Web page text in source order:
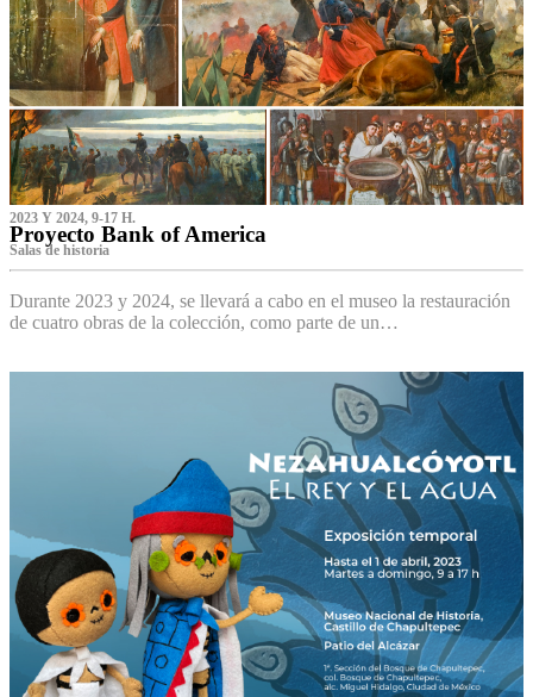
2023 Y 2024, 9-17 H.
Proyecto Bank of America
S‌alas de historia
Durante 2023 y 2024, se llevará a cabo en el museo la restauración
de cuatro obras de la colección, como parte de un…